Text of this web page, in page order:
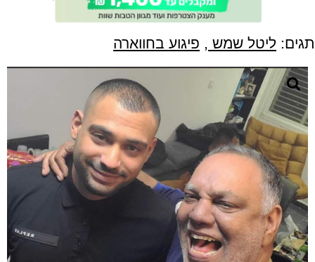
תגים: ליטל שמש , פיגוע בחווארה